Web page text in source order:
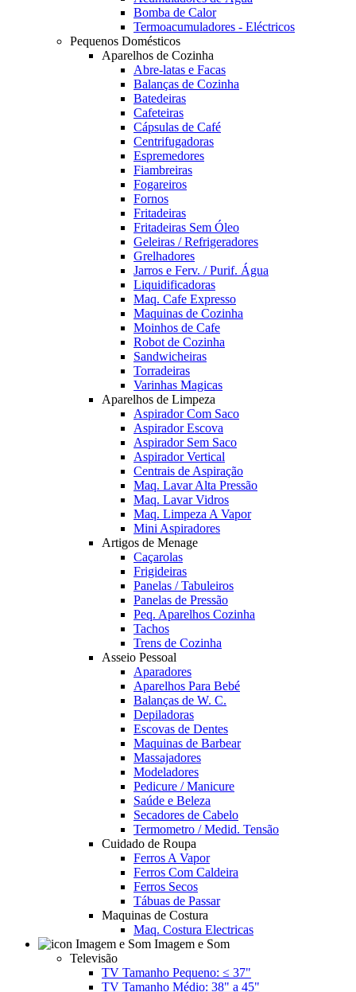
Bomba de Calor
Termoacumuladores - Eléctricos
Pequenos Domésticos
Aparelhos de Cozinha
Abre-latas e Facas
Balanças de Cozinha
Batedeiras
Cafeteiras
Cápsulas de Café
Centrifugadoras
Espremedores
Fiambreiras
Fogareiros
Fornos
Fritadeiras
Fritadeiras Sem Óleo
Geleiras / Refrigeradores
Grelhadores
Jarros e Ferv. / Purif. Água
Liquidificadoras
Maq. Cafe Expresso
Maquinas de Cozinha
Moinhos de Cafe
Robot de Cozinha
Sandwicheiras
Torradeiras
Varinhas Magicas
Aparelhos de Limpeza
Aspirador Com Saco
Aspirador Escova
Aspirador Sem Saco
Aspirador Vertical
Centrais de Aspiração
Maq. Lavar Alta Pressão
Maq. Lavar Vidros
Maq. Limpeza A Vapor
Mini Aspiradores
Artigos de Menage
Caçarolas
Frigideiras
Panelas / Tabuleiros
Panelas de Pressão
Peq. Aparelhos Cozinha
Tachos
Trens de Cozinha
Asseio Pessoal
Aparadores
Aparelhos Para Bebé
Balanças de W. C.
Depiladoras
Escovas de Dentes
Maquinas de Barbear
Massajadores
Modeladores
Pedicure / Manicure
Saúde e Beleza
Secadores de Cabelo
Termometro / Medid. Tensão
Cuidado de Roupa
Ferros A Vapor
Ferros Com Caldeira
Ferros Secos
Tábuas de Passar
Maquinas de Costura
Maq. Costura Electricas
Imagem e Som
Televisão
TV Tamanho Pequeno: ≤ 37"
TV Tamanho Médio: 38" a 45"